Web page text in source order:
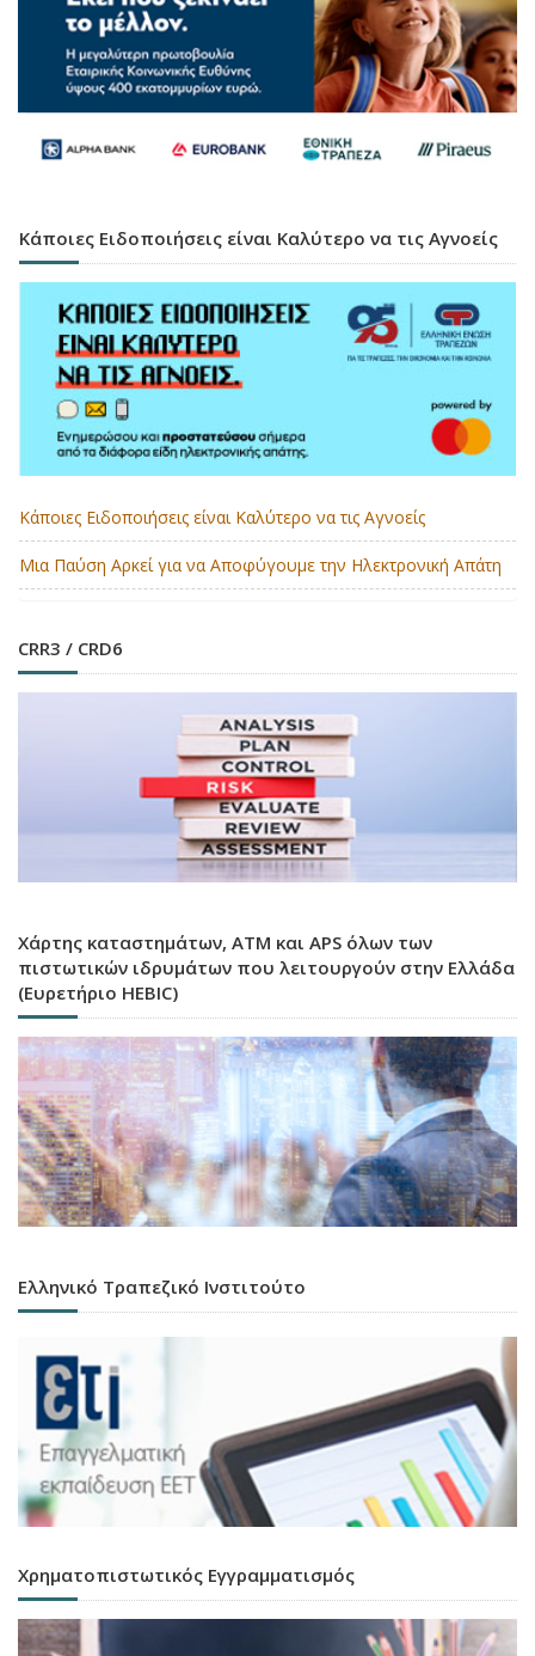
Κάποιες Ειδοποιήσεις είναι Καλύτερο να τις Αγνοείς
Κάποιες Ειδοποιήσεις είναι Καλύτερο να τις Αγνοείς
Μια Παύση Αρκεί για να Αποφύγουμε την Ηλεκτρονική Απάτη
CRR3 / CRD6
Χάρτης καταστημάτων, ATM και APS όλων των
πιστωτικών ιδρυμάτων που λειτουργούν στην Ελλάδα
(Ευρετήριο HEBIC)
Ελληνικό Τραπεζικό Ινστιτούτο
Χρηματοπιστωτικός Εγγραμματισμός